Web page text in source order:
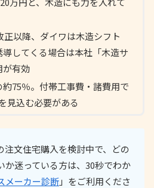
正以降、ダイワは木造シフト
してくる場合は本社「木造サ
が有効
75％。付帯工事費・諸費用で
見込む必要がある
注文住宅購入を検討中で、どの
か迷っている方は、30秒でわか
メーカー診断」をご利用くださ